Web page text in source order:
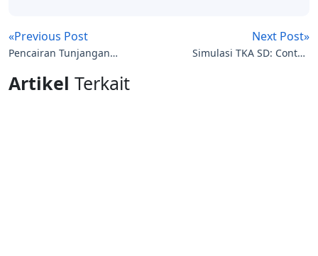
«Previous Post
Pencairan Tunjangan
Tunjangan Profesi Dosen
Next Post»
Simulasi TKA SD: Contoh
Artikel Terkait